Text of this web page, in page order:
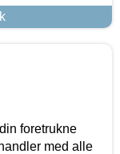
foretrukne
med alle